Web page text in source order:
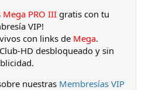
Mega PRO III gratis con tu
VIP!
con links de Mega.
HD desbloqueado y sin
nuestras Membresías VIP